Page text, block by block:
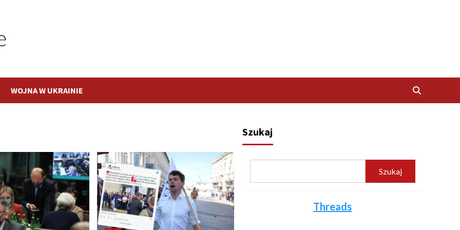
WOJNA W UKRAINIE
Szukaj
Szukaj
Threads